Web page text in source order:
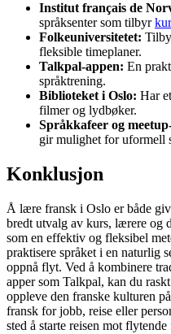
Institut français de
språksenter som tilbyr
Folkeuniversitetet:
fleksible timeplaner.
Talkpal-appen: En
språktrening.
Biblioteket i Oslo: Har
filmer og lydbøker.
Språkkafeer og
gir mulighet for uformell
Konklusjon
Å lære fransk i Oslo er både
bredt utvalg av kurs, lærere og
som en effektiv og fleksibel
praktisere språket i en naturlig
oppnå flyt. Ved å kombinere
apper som Talkpal, kan du
oppleve den franske kulturen
fransk for jobb, reise eller
sted å starte reisen mot flytende